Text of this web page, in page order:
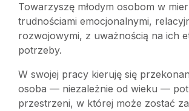
Towarzyszę młodym osobom w
trudnościami emocjonalnymi,
rozwojowymi, z uważnością na ich
potrzeby.
W swojej pracy kieruję się
osoba — niezależnie od wieku —
przestrzeni, w której może zostać